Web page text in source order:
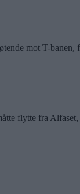
mot T-
flytte fra